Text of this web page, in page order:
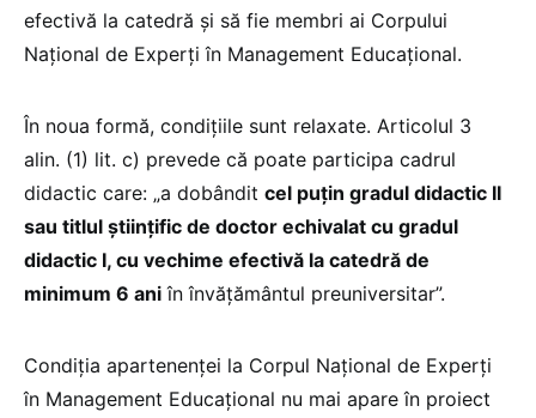
efectivă la catedră și să fie membri ai Corpului
Național de Experți în Management Educațional.
În noua formă, condițiile sunt relaxate. Articolul 3
alin. (1) lit. c) prevede că poate participa cadrul
didactic care: „a dobândit cel puţin gradul didactic II
sau titlul ştiinţific de doctor echivalat cu gradul
didactic I, cu vechime efectivă la catedră de
minimum 6 ani în învăţământul preuniversitar”.
Condiția apartenenței la Corpul Național de Experți
în Management Educațional nu mai apare în proiect